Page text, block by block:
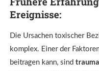
Ereignisse:
Die Ursachen toxischer
komplex. Einer der
beitragen kann, sind